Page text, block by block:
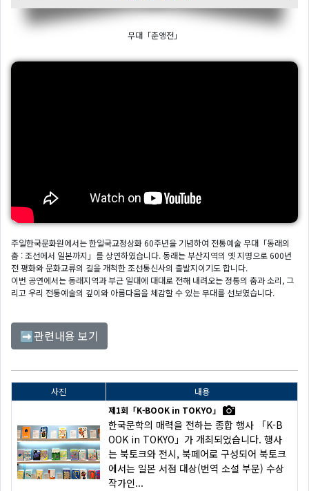
무대「춘앵전」
주일한국문화원에서는 한일국교정상화 60주년을 기념하여 전통예술 무대「동래의
춤 : 조선에서 일본까지」를 상연하였습니다. 동래는 부산지역의 옛 지명으로 600년
전 평화와 문화교류의 길을 개척한 조선통신사의 출발지이기도 합니다.
이번 공연에서는 동래지역과 부근 일대에 대대로 전해 내려오는 정통의 춤과 소리, 그
리고 우리 전통예술의 깊이와 아름다움을 체감할 수 있는 무대를 선보였습니다.
➡관련내용 보기
사진
내용
제1회「K-BOOK in TOKYO」
한국문학의 매력을 전하는 종합 행사 「K-B
OOK in TOKYO」가 개최되었습니다. 행사
는 북토크와 전시, 북페어로 구성되어 북토크
에서는 일본 서점 대상(번역 소설 부문) 수상
작가인...